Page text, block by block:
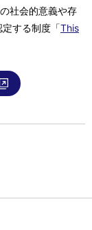
社会的意義や存
する制度「This